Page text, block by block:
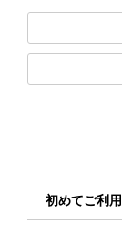
初めてご利